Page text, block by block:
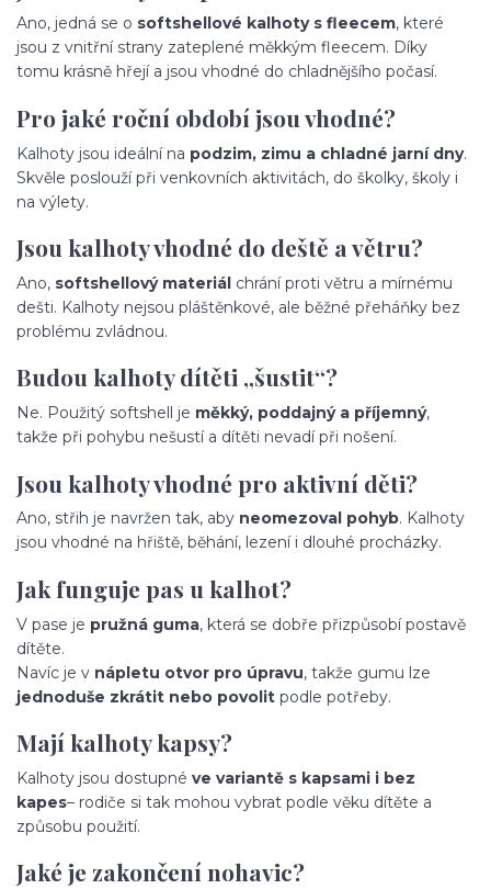
Ano, jedná se o softshellové kalhoty s fleecem, které
jsou z vnitřní strany zateplené měkkým fleecem. Díky
tomu krásně hřejí a jsou vhodné do chladnějšího počasí.
Pro jaké roční období jsou vhodné?
Kalhoty jsou ideální na podzim, zimu a chladné jarní dny.
Skvěle poslouží při venkovních aktivitách, do školky, školy i
na výlety.
Jsou kalhoty vhodné do deště a větru?
Ano, softshellový materiál chrání proti větru a mírnému
dešti. Kalhoty nejsou pláštěnkové, ale běžné přeháňky bez
problému zvládnou.
Budou kalhoty dítěti „šustit“?
Ne. Použitý softshell je měkký, poddajný a příjemný,
takže při pohybu nešustí a dítěti nevadí při nošení.
Jsou kalhoty vhodné pro aktivní děti?
Ano, střih je navržen tak, aby neomezoval pohyb. Kalhoty
jsou vhodné na hřiště, běhání, lezení i dlouhé procházky.
Jak funguje pas u kalhot?
V pase je pružná guma, která se dobře přizpůsobí postavě
dítěte.
Navíc je v nápletu otvor pro úpravu, takže gumu lze
jednoduše zkrátit nebo povolit podle potřeby.
Mají kalhoty kapsy?
Kalhoty jsou dostupné ve variantě s kapsami i bez
kapes– rodiče si tak mohou vybrat podle věku dítěte a
způsobu použití.
Jaké je zakončení nohavic?